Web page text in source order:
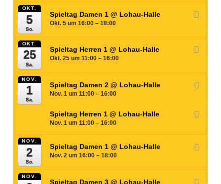
OKT.
5
So.
Spieltag Damen 1@ Lohau-Halle
Okt. 5 um 16:00 – 18:00
OKT.
25
Sa.
Spieltag Herren 1@ Lohau-Halle
Okt. 25 um 11:00 – 16:00
NOV.
1
Sa.
Spieltag Damen 2@ Lohau-Halle
Nov. 1 um 11:00 – 16:00
Spieltag Herren 1@ Lohau-Halle
Nov. 1 um 11:00 – 16:00
NOV.
2
So.
Spieltag Damen 1@ Lohau-Halle
Nov. 2 um 16:00 – 18:00
NOV.
Spieltag Damen 3@ Lohau-Halle